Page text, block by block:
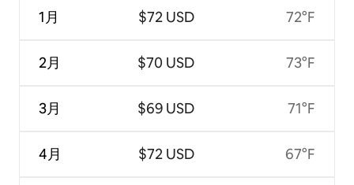
1月
2月
3月
4月
$72 USD
$70 USD
$69 USD
$72 USD
72°F
73°F
71°F
67°F